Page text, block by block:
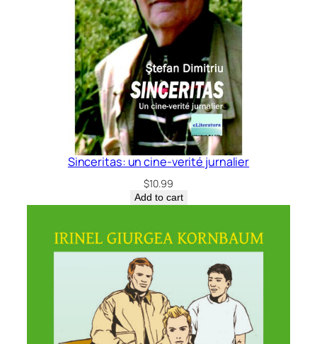
Sinceritas: un cine-verité jurnalier
$10.99
Add to cart